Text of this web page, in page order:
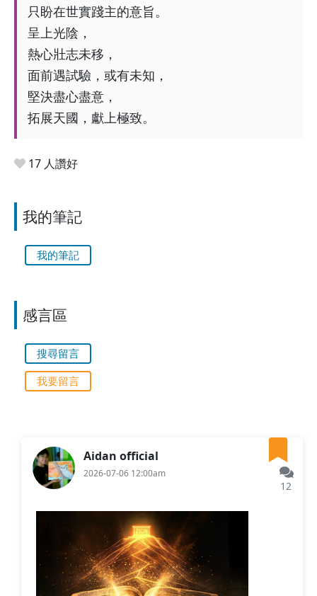
只盼在世實踐主的意旨。
呈上光陰，
熱心壯志未移，
面前遇試驗，或有未知，
堅決盡心盡意，
拓展天國，獻上極致。
17 人讚好
我的筆記
我的筆記
感言區
搜尋留言
我要留言
Aidan official
2026-07-06 12:00am
12